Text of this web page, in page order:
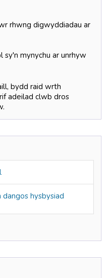
rhwng digwyddiadau ar
sy'n mynychu ar unrhyw
bydd raid wrth
adeilad clwb dros
hysbysiad